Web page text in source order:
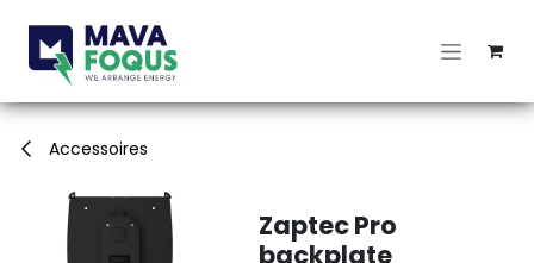
Accessoires
Zaptec Pro
backplate